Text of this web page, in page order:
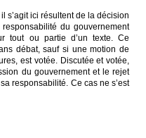
s’agit ici résultent de la décision
du gouvernement
tout ou partie d’un texte. Ce
débat, sauf si une motion de
est votée. Discutée et votée,
du gouvernement et le rejet
responsabilité. Ce cas ne s’est